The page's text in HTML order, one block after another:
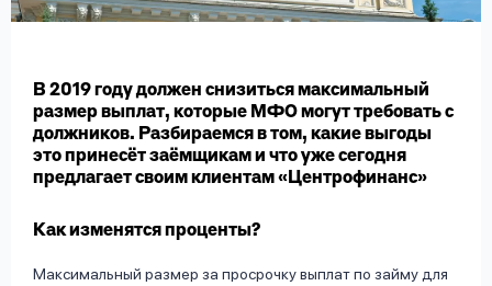
В 2019 году должен снизиться максимальный
размер выплат, которые МФО могут требовать с
должников. Разбираемся в том, какие выгоды
это принесёт заёмщикам и что уже сегодня
предлагает своим клиентам «Центрофинанс»
Как изменятся проценты?
Максимальный размер за просрочку выплат по займу для
Оформить заявку
Войти под другим номером
Ответы
на
вопросы